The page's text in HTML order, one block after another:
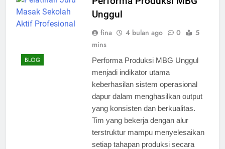
BLOG
Unggul
fina 4 bulan ago 0
5
mins
Performa Produksi MBG Unggul
menjadi indikator utama
keberhasilan sistem operasional
dapur dalam menghasilkan output
yang konsisten dan berkualitas.
Tim yang bekerja dengan alur
terstruktur mampu menyelesaikan
setiap tahapan produksi secara